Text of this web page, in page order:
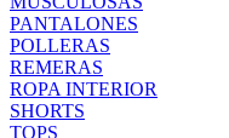
PANTALONES
POLLERAS
REMERAS
ROPA INTERIOR
SHORTS
TOPS